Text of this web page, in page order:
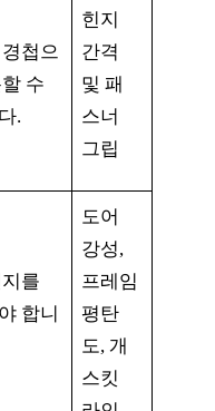
첩으
수
.
힌지
간격
및 패
스너
그립
를
합니
도어
강성,
프레임
평탄
도, 개
스킷